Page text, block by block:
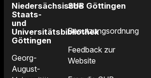
Niedersächsische
Staats-
und
Universitätsbibliothek
Göttingen
Georg-
August-
SUB Göttingen
Benutzungsordnung
Feedback zur
Website